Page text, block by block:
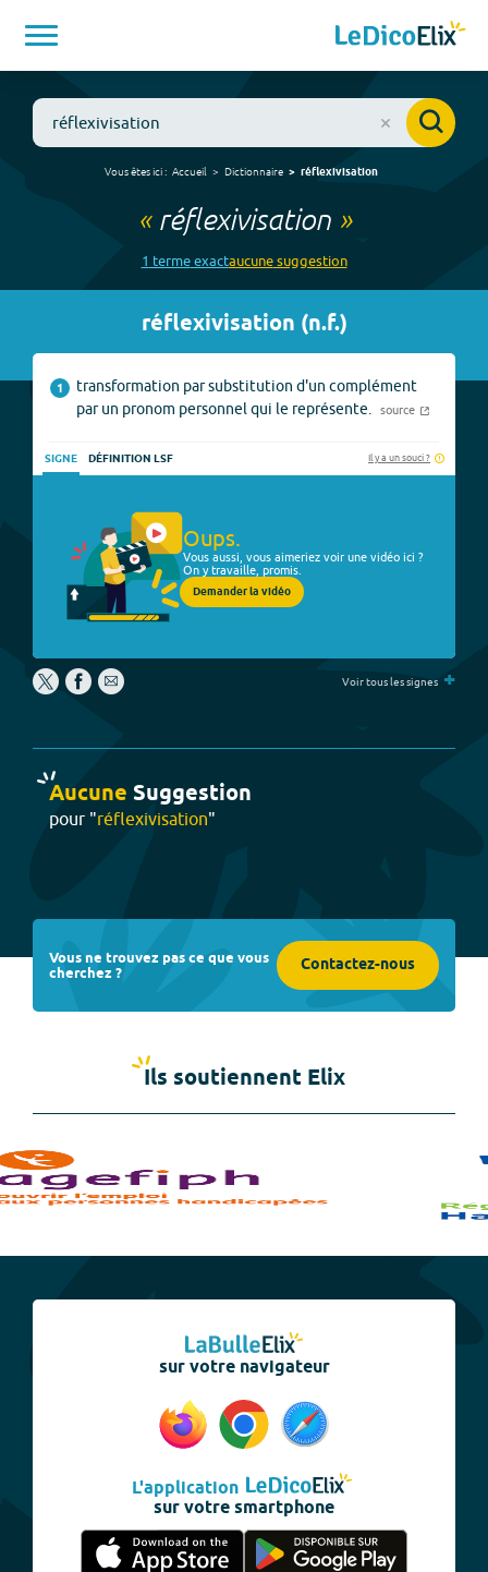
Vous êtes ici : Accueil Dictionnaire réflexivisation
« réflexivisation»
1 termeexactaucunesuggestion
réflexivisation (n.f.)
1
transformation par substitution d'un complément
par un pronom personnel qui le représente.
source
SIGNE DÉFINITION LSF Il y a un souci ?
Oups.
Vous aussi, vous aimeriez voir une vidéo ici ?
On y travaille, promis.
Demander la vidéo
Voir tous les signes +
Aucune Suggestion
pour "réflexivisation"
Vous ne trouvez pas ce que vous
cherchez ? Contactez-nous
Ils soutiennent Elix
sur votre navigateur
L'application
sur votre smartphone